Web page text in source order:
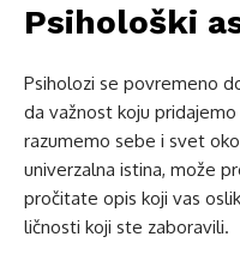
Psihološki
Psiholozi se povremeno
da važnost koju
razumemo sebe i svet
univerzalna istina, može
pročitate opis koji vas
ličnosti koji ste zaboravili.